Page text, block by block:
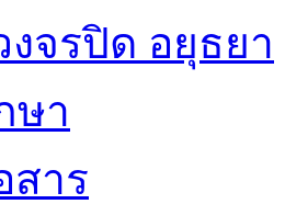
งจรปิด อยุธยา
ษา
สาร